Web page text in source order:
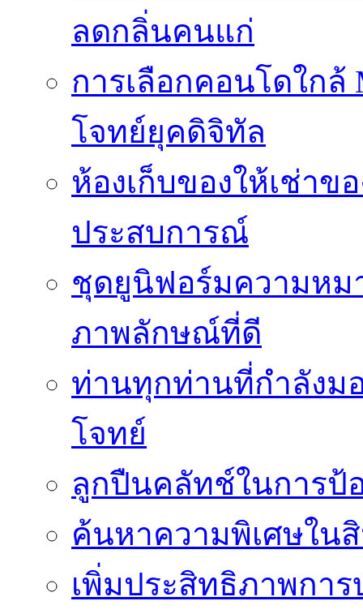
ลดกลิ่นคนแก่
การเลือกคอนโดใก
โจทย์ยุคดิจิทัล
ห้องเก็บของให้เช่าข
ประสบการณ์
ชุดยูนิฟอร์มความหม
ภาพลักษณ์ที่ดี
ท่านทุกท่านที่กำลังม
โจทย์
ลูกปืนคลัทช์ในการป้
ค้นหาความพิเศษใน
เพิ่มประสิทธิภาพกา